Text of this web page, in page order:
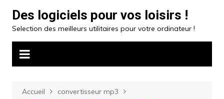
contenu
Des logiciels pour vos loisirs !
Selection des meilleurs utilitaires pour votre ordinateur !
Accueil
convertisseur mp3